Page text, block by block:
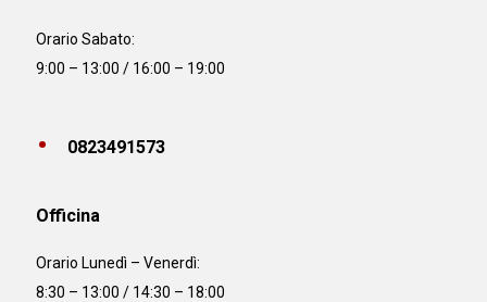
Orario Sabato:
9:00 – 13:00 / 16:00 – 19:00
0823491573
Officina
Orario Lunedì – Venerdì:
8:30 – 13:00 / 14:30 – 18:00